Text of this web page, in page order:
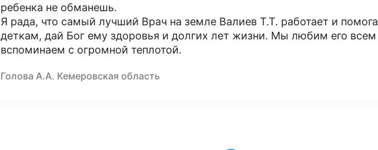
ребенка не обманешь.
Я рада, что самый лучший Врач на земле Валиев Т.Т. работает и
деткам, дай Бог ему здоровья и долгих лет жизни. Мы любим его
вспоминаем с огромной теплотой.
Голова А.А. Кемеровская область